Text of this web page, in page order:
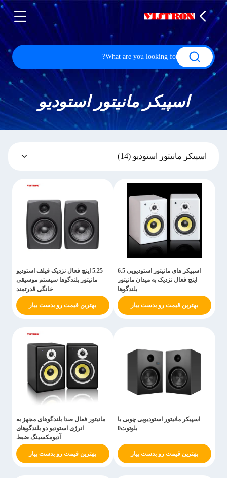
اسپیکر مانیتور استودیو
اسپیکر مانیتور استودیو (14)
اسپیکر های مانیتور استودیویی 6.5
اینچ فعال نزدیک به میدان مانیتور
بلندگوها
بهترین قیمت رو بدست بیار
5.25 اینچ فعال نزدیک فیلف استودیو
مانیتور بلندگوها سیستم موسیقی
خانگی قدرتمند
بهترین قیمت رو بدست بیار
اسپیکر مانیتور استودیویی چوبی با
بلوتوث0
بهترین قیمت رو بدست بیار
مانیتور فعال صدا بلندگوهای مجهز به
انرژی استودیو دو بلندگوهای
آدیومکسینگ ضبط
بهترین قیمت رو بدست بیار